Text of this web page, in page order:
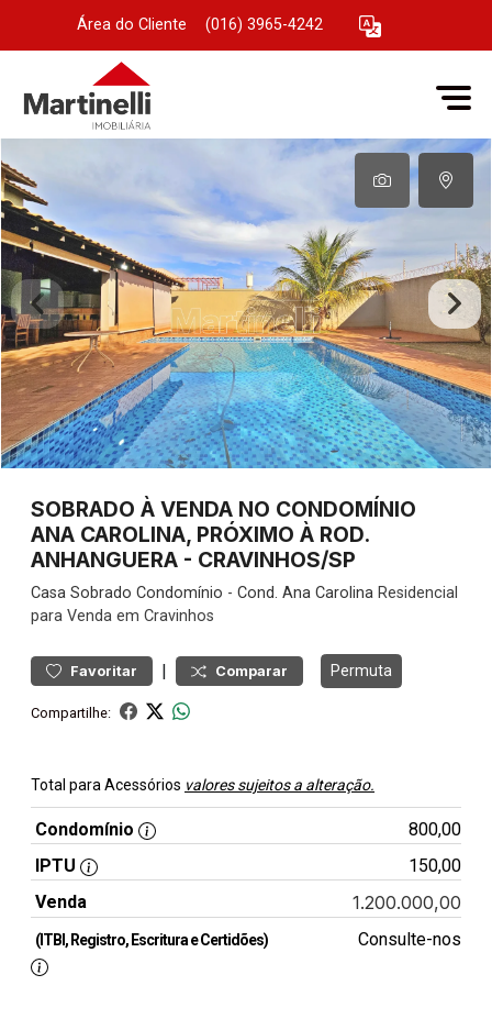
Área do Cliente (016) 3965-4242
SOBRADO À VENDA NO CONDOMÍNIO
ANA CAROLINA, PRÓXIMO À ROD.
ANHANGUERA - CRAVINHOS/SP
Casa Sobrado Condomínio - Cond. Ana Carolina Residencial
para Venda em Cravinhos
Favoritar | Comparar Permuta
Compartilhe:
Total para Acessórios valores sujeitos a alteração.
Condomínio
800,00
IPTU
150,00
Venda
1.200.000,00
(ITBI, Registro, Escritura e Certidões) Consulte-nos